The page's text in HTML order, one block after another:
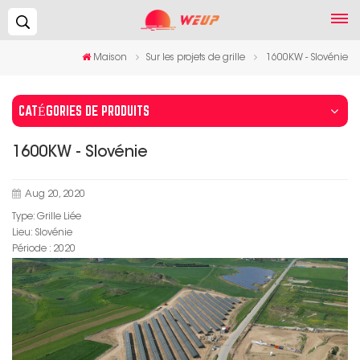
Maison Sur les projets de grille 1600KW - Slovénie
CATÉGORIES DE PRODUITS
1600KW - Slovénie
Aug 20, 2020
Type: Grille Liée
Lieu: Slovénie
Période : 2020